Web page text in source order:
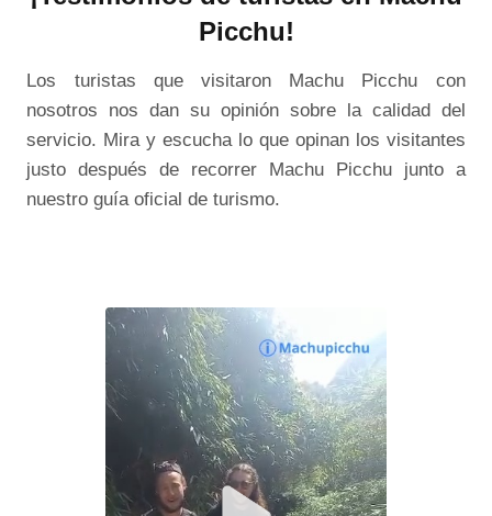
Picchu!
Los turistas que visitaron Machu Picchu con
nosotros nos dan su opinión sobre la calidad del
servicio. Mira y escucha lo que opinan los visitantes
justo después de recorrer Machu Picchu junto a
nuestro guía oficial de turismo.